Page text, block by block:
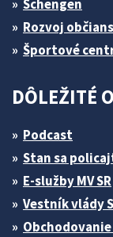
Schengen
Rozvoj
Športové
DÔLEŽITÉ
Podcast
Stan sa
E-služby MV SR
Vestník vlády